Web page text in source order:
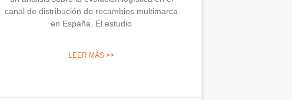
canal de distribución de recambios multimarca
en España. El estudio
LEER MÁS >>